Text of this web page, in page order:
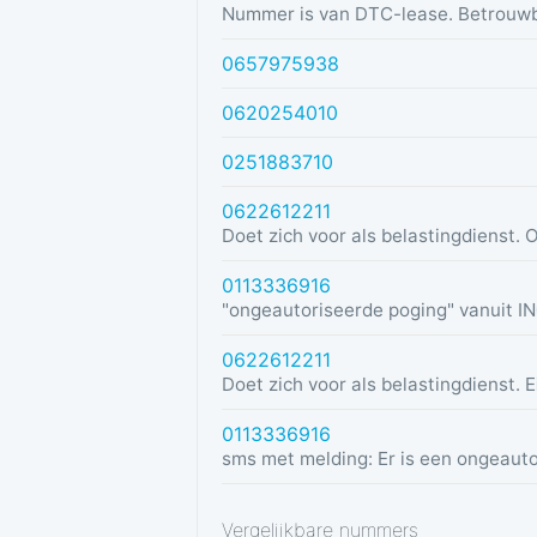
Nummer is van DTC-lease.
0657975938
0620254010
0251883710
0622612211
0113336916
0622612211
0113336916
Vergelijkbare nummers